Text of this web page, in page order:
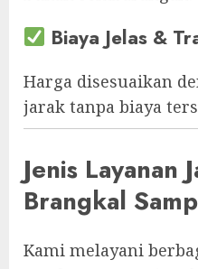
Biaya Jelas &
Harga disesuaikan
jarak tanpa biaya
Jenis Layanan
Brangkal
Kami melayani